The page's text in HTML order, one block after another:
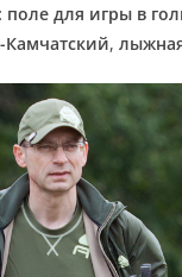
поле для игры в
Камчатский,